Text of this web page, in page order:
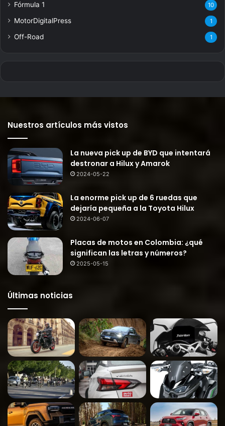
Fórmula 1 10
MotorDigitalPress 1
Off-Road 1
Nuestros artículos más vistos
La nueva pick up de BYD que intentará
destronar a Hilux y Amarok
2024-05-22
La enorme pick up de 6 ruedas que
dejaría pequeña a la Toyota Hilux
2024-06-07
Placas de motos en Colombia: ¿qué
significan las letras y números?
2025-05-15
Últimas noticias